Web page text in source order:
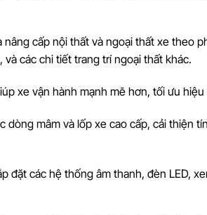
nâng cấp nội thất và ngoại thất xe theo
các chi tiết trang trí ngoại thất khác.
xe vận hành mạnh mẽ hơn, tối ưu
dòng mâm và lốp xe cao cấp, cải thiện
đặt các hệ thống âm thanh, đèn LED,